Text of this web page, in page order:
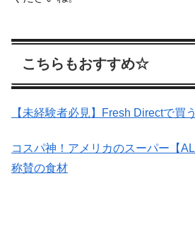
こちらもおすすめ☆
【未経験者必見】Fresh Directで買
コスパ神！アメリカのスーパー【
称賛の食材